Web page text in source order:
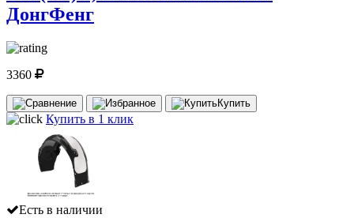
ДонгФенг
3360
Купить
Купить в 1 клик
Есть в наличии